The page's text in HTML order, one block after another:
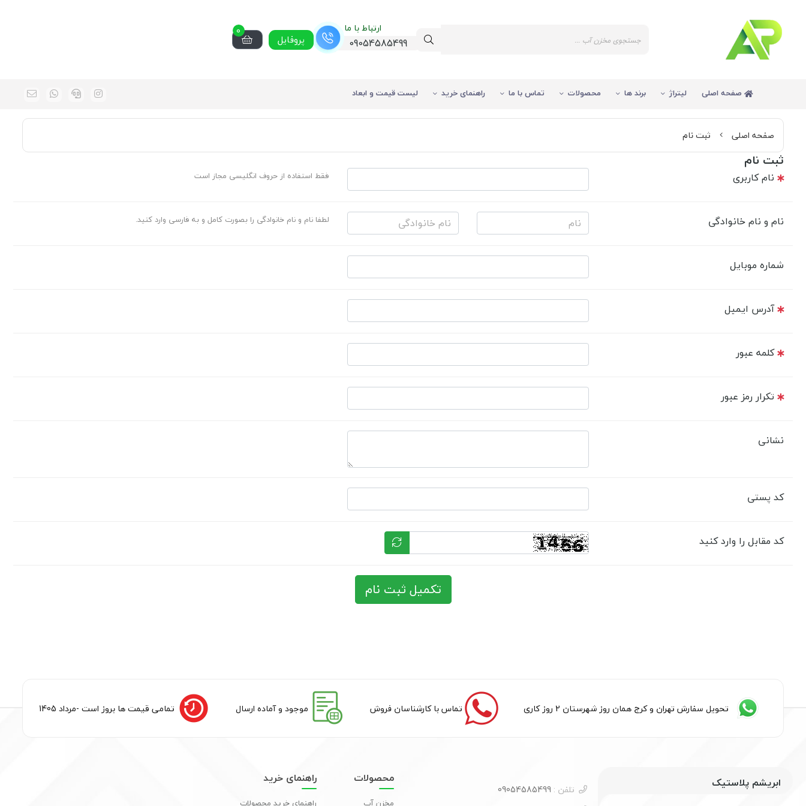
ارتباط با ما
09054585499 پروفایل
0
صفحه اصلی لیتراژ برند ها محصولات تماس با ما راهنمای خرید لیست قیمت و ابعاد
صفحه اصلی ثبت نام
ثبت نام
نام کاربری فقط استفاده از حروف انگلیسی مجاز است
نام و نام خانوادگی لطفا نام و نام خانوادگی را بصورت کامل و به فارسی وارد کنید.
شماره موبایل
آدرس ایمیل
کلمه عبور
تکرار رمز عبور
نشانی
کد پستی
کد مقابل را وارد کنید
تکمیل ثبت نام
تحویل سفارش تهران و کرج همان روز شهرستان 2 روز کاری تماس با کارشناسان فروش موجود و آماده ارسال تمامی قیمت ها بروز است -مرداد 1405
ابریشم پلاستیک تلفن :
محصولات
مخزن آب
راهنمای خرید
راهنمای خرید محصولات